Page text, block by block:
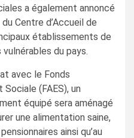
a également annoncé
Centre d’Accueil de
établissements de
du pays.
avec le Fonds
(FAES), un
équipé sera aménagé
une alimentation saine,
ainsi qu’au